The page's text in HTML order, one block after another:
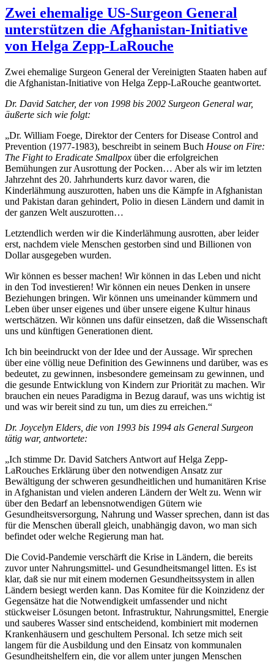
Zwei ehemalige US-Surgeon General
unterstützen die Afghanistan-Initiative
von Helga Zepp-LaRouche
Zwei ehemalige Surgeon General der Vereinigten Staaten haben auf
die Afghanistan-Initiative von Helga Zepp-LaRouche geantwortet.
Dr. David Satcher, der von 1998 bis 2002 Surgeon General war,
äußerte sich wie folgt:
„Dr. William Foege, Direktor der Centers for Disease Control and
Prevention (1977-1983), beschreibt in seinem Buch House on Fire:
The Fight to Eradicate Smallpox über die erfolgreichen
Bemühungen zur Ausrottung der Pocken… Aber als wir im letzten
Jahrzehnt des 20. Jahrhunderts kurz davor waren, die
Kinderlähmung auszurotten, haben uns die Kämpfe in Afghanistan
und Pakistan daran gehindert, Polio in diesen Ländern und damit in
der ganzen Welt auszurotten…
Letztendlich werden wir die Kinderlähmung ausrotten, aber leider
erst, nachdem viele Menschen gestorben sind und Billionen von
Dollar ausgegeben wurden.
Wir können es besser machen! Wir können in das Leben und nicht
in den Tod investieren! Wir können ein neues Denken in unsere
Beziehungen bringen. Wir können uns umeinander kümmern und
Leben über unser eigenes und über unsere eigene Kultur hinaus
wertschätzen. Wir können uns dafür einsetzen, daß die Wissenschaft
uns und künftigen Generationen dient.
Ich bin beeindruckt von der Idee und der Aussage. Wir sprechen
über eine völlig neue Definition des Gewinnens und darüber, was es
bedeutet, zu gewinnen, insbesondere gemeinsam zu gewinnen, und
die gesunde Entwicklung von Kindern zur Priorität zu machen. Wir
brauchen ein neues Paradigma in Bezug darauf, was uns wichtig ist
und was wir bereit sind zu tun, um dies zu erreichen.“
Dr. Joycelyn Elders, die von 1993 bis 1994 als General Surgeon
tätig war, antwortete:
„Ich stimme Dr. David Satchers Antwort auf Helga Zepp-
LaRouches Erklärung über den notwendigen Ansatz zur
Bewältigung der schweren gesundheitlichen und humanitären Krise
in Afghanistan und vielen anderen Ländern der Welt zu. Wenn wir
über den Bedarf an lebensnotwendigen Gütern wie
Gesundheitsversorgung, Nahrung und Wasser sprechen, dann ist das
für die Menschen überall gleich, unabhängig davon, wo man sich
befindet oder welche Regierung man hat.
Die Covid-Pandemie verschärft die Krise in Ländern, die bereits
zuvor unter Nahrungsmittel- und Gesundheitsmangel litten. Es ist
klar, daß sie nur mit einem modernen Gesundheitssystem in allen
Ländern besiegt werden kann. Das Komitee für die Koinzidenz der
Gegensätze hat die Notwendigkeit umfassender und nicht
stückweiser Lösungen betont. Infrastruktur, Nahrungsmittel, Energie
und sauberes Wasser sind entscheidend, kombiniert mit modernen
Krankenhäusern und geschultem Personal. Ich setze mich seit
langem für die Ausbildung und den Einsatz von kommunalen
Gesundheitshelfern ein, die vor allem unter jungen Menschen